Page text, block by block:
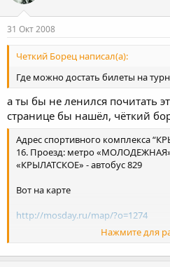
31 Окт 2008
Четкий Борец написал(а):
Где можно достать билеты на
а ты бы не ленился почитать
странице бы нашёл, чёткий
Адрес cпортивного комплекса
16. Проезд: метро «МОЛОДЕЖНАЯ»
«КРЫЛАТСКОЕ» - автобус 829
Вот на карте
http://mosday.ru/map/?o=1274
Нажмите для